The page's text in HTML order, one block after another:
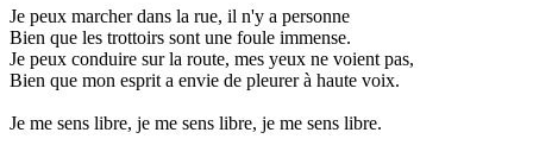
Je peux marcher dans la rue, il n'y a personne
Bien que les trottoirs sont une foule immense.
Je peux conduire sur la route, mes yeux ne voient pas,
Bien que mon esprit a envie de pleurer à haute voix.
Je me sens libre, je me sens libre, je me sens libre.